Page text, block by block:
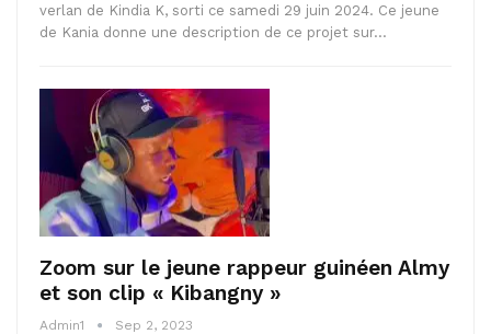
verlan de Kindia K, sorti ce samedi 29 juin 2024. Ce jeune
de Kania donne une description de ce projet sur…
Zoom sur le jeune rappeur guinéen Almy
et son clip « Kibangny »
Admin1 Sep 2, 2023